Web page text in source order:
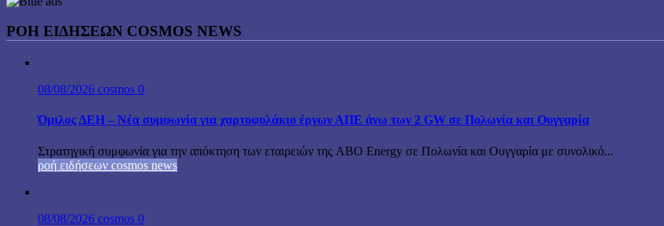
ΡΟΗ ΕΙΔΗΣΕΩΝ COSMOS NEWS
08/08/2026 cosmos 0
Όμιλος ΔΕΗ – Νέα συμφωνία για χαρτοφυλάκιο έργων ΑΠΕ άνω των 2 GW σε Πολωνία και Ουγγαρία
Στρατηγική συμφωνία για την απόκτηση των εταιρειών της ABO Energy σε Πολωνία και Ουγγαρία με συνολικό...
ροή ειδήσεων cosmos news
08/08/2026 cosmos 0